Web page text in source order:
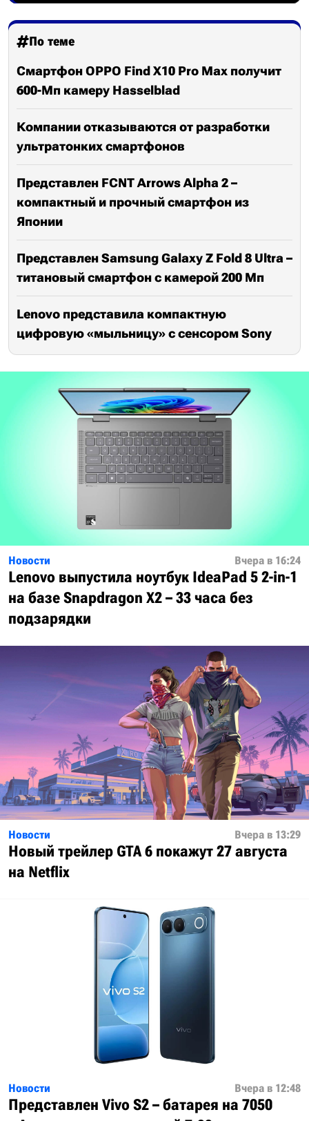
По теме
Смартфон OPPO Find X10 Pro Max получит
600-Мп камеру Hasselblad
Компании отказываются от разработки
ультратонких смартфонов
Представлен FCNT Arrows Alpha 2 –
компактный и прочный смартфон из
Японии
Представлен Samsung Galaxy Z Fold 8 Ultra –
титановый смартфон с камерой 200 Мп
Lenovo представила компактную
цифровую «мыльницу» с сенсором Sony
Новости Вчера в 16:24
Lenovo выпустила ноутбук IdeaPad 5 2-in-1
на базе Snapdragon X2 – 33 часа без
подзарядки
Новости Вчера в 13:29
Новый трейлер GTA 6 покажут 27 августа
на Netflix
Новости Вчера в 12:48
Представлен Vivo S2 – батарея на 7050